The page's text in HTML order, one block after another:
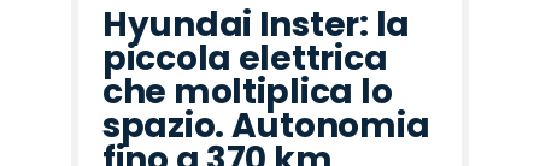
Hyundai Inster: la
piccola elettrica
che moltiplica lo
spazio. Autonomia